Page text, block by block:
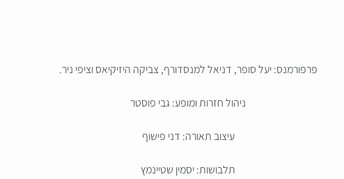
פרפורמנס: יעל סופר, דניאל למנסדורף, צביקה היזיקיאס וציפי ניר.
ניהול חזרות ומופע: גבי פוסטר
עיצוב תאורה: דני פישוף
תלבושות: יסמין שטיינמץ